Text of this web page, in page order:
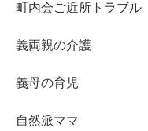
町内会ご近所トラブル
義両親の介護
義母の育児
自然派ママ